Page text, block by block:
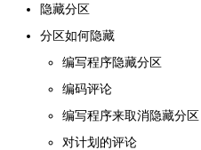
隐藏分区
分区如何隐藏
编写程序隐藏分区
编码评论
编写程序来取消隐藏分区
对计划的评论